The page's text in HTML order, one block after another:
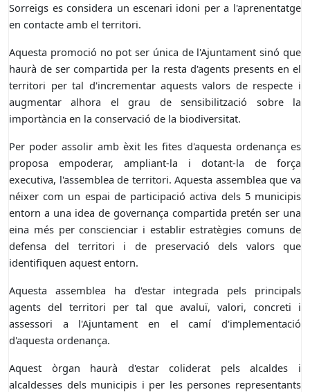
Sorreigs es considera un escenari idoni per a l'aprenentatge
en contacte amb el territori.
Aquesta promoció no pot ser única de l'Ajuntament sinó que
haurà de ser compartida per la resta d'agents presents en el
territori per tal d'incrementar aquests valors de respecte i
augmentar alhora el grau de sensibilització sobre la
importància en la conservació de la biodiversitat.
Per poder assolir amb èxit les fites d'aquesta ordenança es
proposa empoderar, ampliant-la i dotant-la de força
executiva, l'assemblea de territori. Aquesta assemblea que va
néixer com un espai de participació activa dels 5 municipis
entorn a una idea de governança compartida pretén ser una
eina més per conscienciar i establir estratègies comuns de
defensa del territori i de preservació dels valors que
identifiquen aquest entorn.
Aquesta assemblea ha d'estar integrada pels principals
agents del territori per tal que avaluï, valori, concreti i
assessori a l'Ajuntament en el camí d'implementació
d'aquesta ordenança.
Aquest òrgan haurà d'estar coliderat pels alcaldes i
alcaldesses dels municipis i per les persones representants